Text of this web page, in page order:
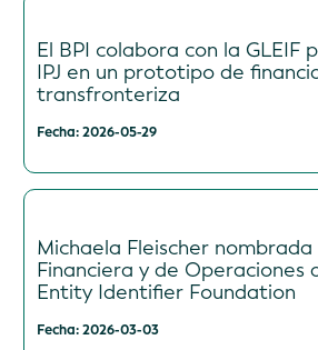
El BPI colabora con la GLEIF
IPJ en un prototipo de
transfronteriza
Fecha: 2026-05-29
Michaela Fleischer
Financiera y de Operaciones
Entity Identifier Foundation
Fecha: 2026-03-03